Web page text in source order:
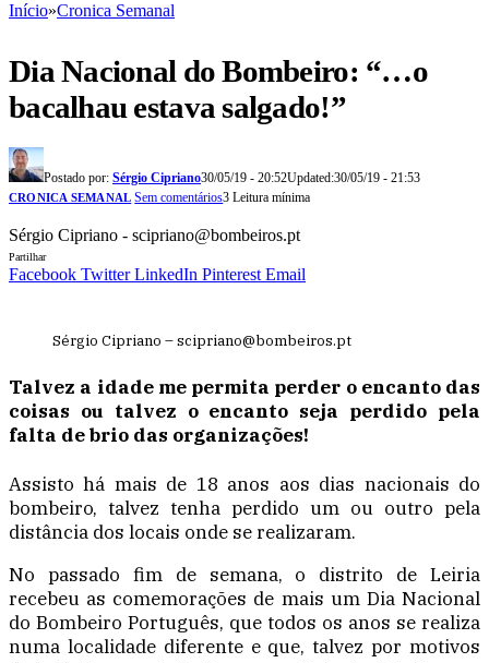
Início»Cronica Semanal
Dia Nacional do Bombeiro: “…o
bacalhau estava salgado!”
Postado por: Sérgio Cipriano30/05/19 - 20:52Updated:30/05/19 - 21:53
CRONICA SEMANAL Sem comentários3 Leitura mínima
Sérgio Cipriano - scipriano@bombeiros.pt
Partilhar
Facebook Twitter LinkedIn Pinterest Email
Sérgio Cipriano – scipriano@bombeiros.pt
Talvez a idade me permita perder o encanto das
coisas ou talvez o encanto seja perdido pela
falta de brio das organizações!
Assisto há mais de 18 anos aos dias nacionais do
bombeiro, talvez tenha perdido um ou outro pela
distância dos locais onde se realizaram.
No passado fim de semana, o distrito de Leiria
recebeu as comemorações de mais um Dia Nacional
do Bombeiro Português, que todos os anos se realiza
numa localidade diferente e que, talvez por motivos